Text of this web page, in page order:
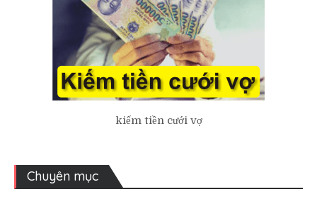
kiếm tiền cưới vợ
Chuyên mục